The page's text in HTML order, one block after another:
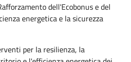
dell'Ecobonus e del
energetica e la sicurezza
per la resilienza, la